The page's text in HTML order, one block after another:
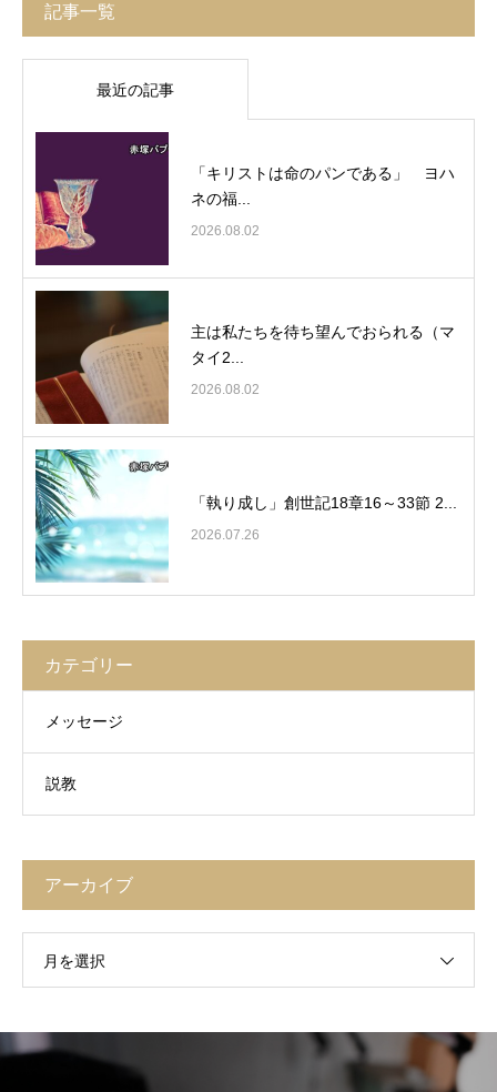
記事一覧
最近の記事
「キリストは命のパンである」 ヨハ
ネの福...
2026.08.02
主は私たちを待ち望んでおられる（マ
タイ2...
2026.08.02
「執り成し」創世記18章16～33節 2...
2026.07.26
カテゴリー
メッセージ
説教
アーカイブ
月を選択